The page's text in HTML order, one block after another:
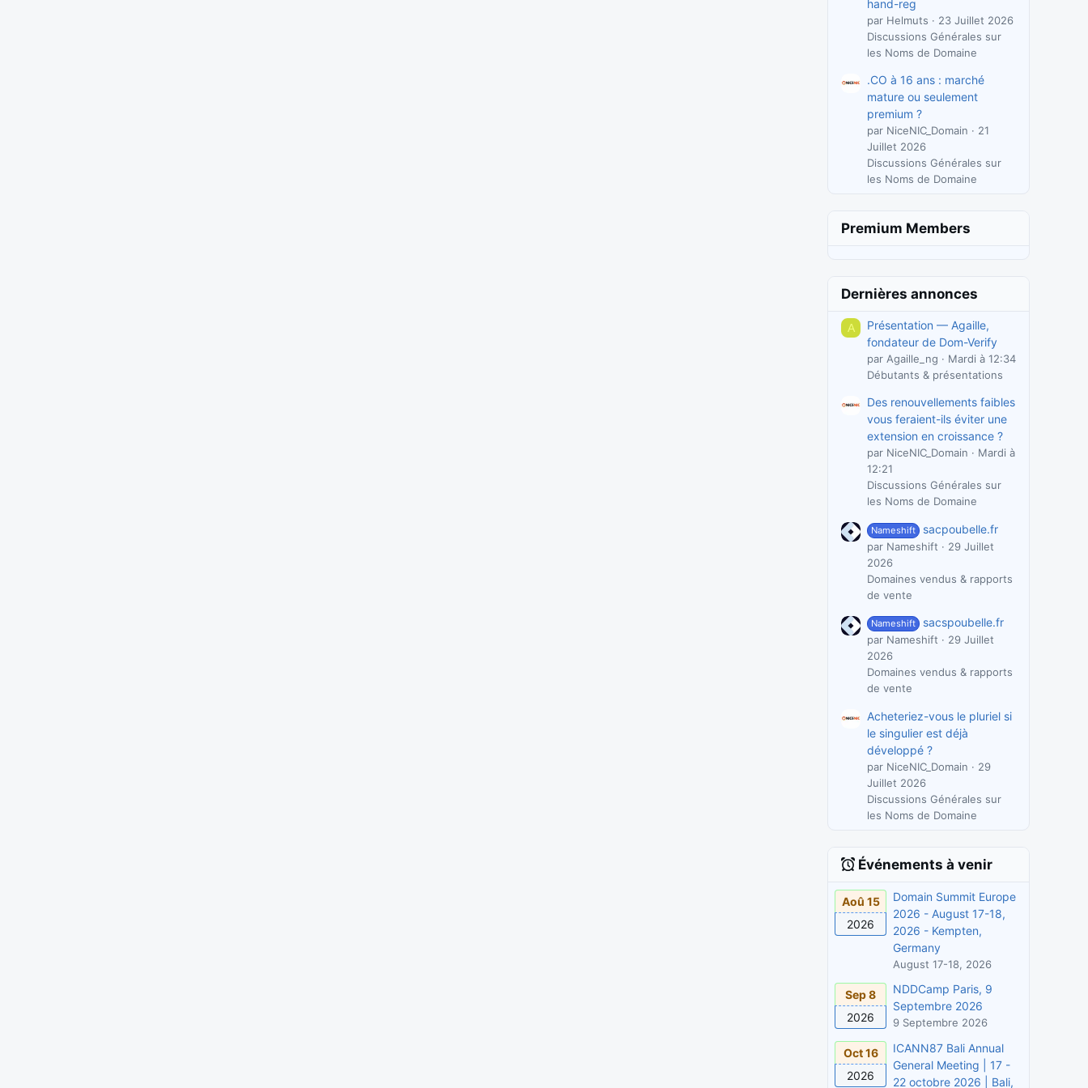
hand-reg
par Helmuts
23 Juillet 2026
Discussions Générales sur
les Noms de Domaine
.CO à 16 ans : marché
mature ou seulement
premium ?
par NiceNIC_Domain
21
Juillet 2026
Discussions Générales sur
les Noms de Domaine
Premium Members
Dernières annonces
A
Présentation — Agaille,
fondateur de Dom-Verify
par Agaille_ng
Mardi à 12:34
Débutants & présentations
Des renouvellements faibles
vous feraient-ils éviter une
extension en croissance ?
par NiceNIC_Domain
Mardi à
12:21
Discussions Générales sur
les Noms de Domaine
Nameshift sacpoubelle.fr
par Nameshift
29 Juillet
2026
Domaines vendus & rapports
de vente
Nameshift sacspoubelle.fr
par Nameshift
29 Juillet
2026
Domaines vendus & rapports
de vente
Acheteriez-vous le pluriel si
le singulier est déjà
développé ?
par NiceNIC_Domain
29
Juillet 2026
Discussions Générales sur
les Noms de Domaine
Événements à venir
Aoû 15
2026
Domain Summit Europe
2026 - August 17-18,
2026 - Kempten,
Germany
August 17-18, 2026
Sep 8
2026
NDDCamp Paris, 9
Septembre 2026
9 Septembre 2026
Oct 16
2026
ICANN87 Bali Annual
General Meeting | 17 -
22 octobre 2026 | Bali,